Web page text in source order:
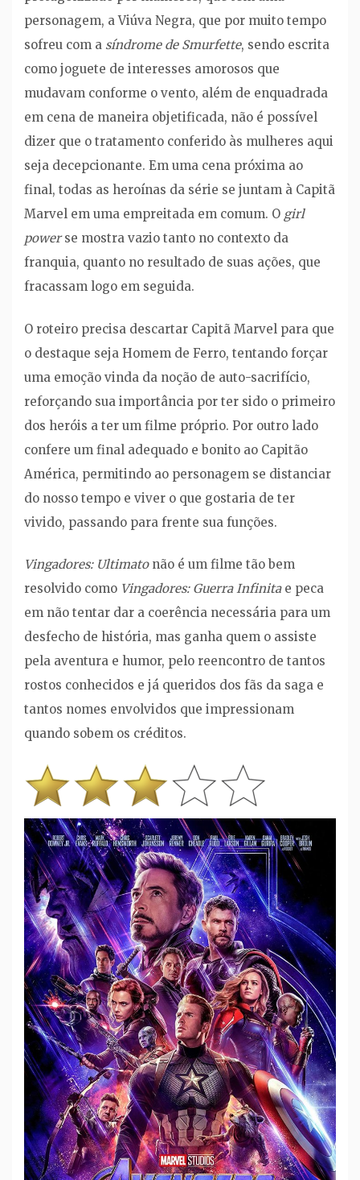
personagem, a Viúva Negra, que por muito tempo
sofreu com a síndrome de Smurfette, sendo escrita
como joguete de interesses amorosos que
mudavam conforme o vento, além de enquadrada
em cena de maneira objetificada, não é possível
dizer que o tratamento conferido às mulheres aqui
seja decepcionante. Em uma cena próxima ao
final, todas as heroínas da série se juntam à Capitã
Marvel em uma empreitada em comum. O girl
powerse mostra vazio tanto no contexto da
franquia, quanto no resultado de suas ações, que
fracassam logo em seguida.
O roteiro precisa descartar Capitã Marvel para que
o destaque seja Homem de Ferro, tentando forçar
uma emoção vinda da noção de auto-sacrifício,
reforçando sua importância por ter sido o primeiro
dos heróis a ter um filme próprio. Por outro lado
confere um final adequado e bonito ao Capitão
América, permitindo ao personagem se distanciar
do nosso tempo e viver o que gostaria de ter
vivido, passando para frente sua funções.
Vingadores: Ultimatonão é um filme tão bem
resolvido como Vingadores: Guerra Infinitae peca
em não tentar dar a coerência necessária para um
desfecho de história, mas ganha quem o assiste
pela aventura e humor, pelo reencontro de tantos
rostos conhecidos e já queridos dos fãs da saga e
tantos nomes envolvidos que impressionam
quando sobem os créditos.